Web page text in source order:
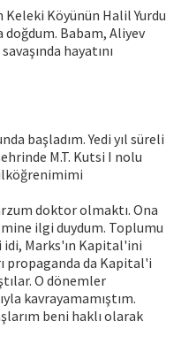
Köyünün Halil Yurdu
doğdum. Babam, Aliyev
hayatını
başladım. Yedi yıl süreli
M.T. Kutsi I nolu
ilköğrenimimi
doktor olmaktı. Ona
ilgi duydum. Toplumu
Marks'ın Kapital'ini
propaganda da Kapital'i
O dönemler
kavrayamamıştım.
beni haklı olarak